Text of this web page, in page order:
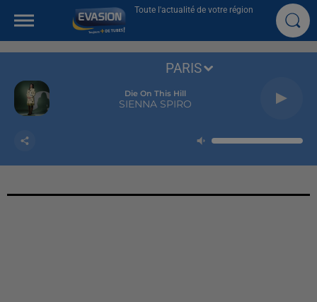
Toute l'actualité de votre région
Die On This Hill
SIENNA SPIRO
PARIS